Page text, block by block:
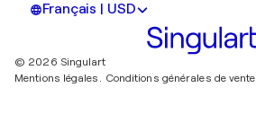
Français | USD
© 2026 Singulart
Mentions légales. Conditions générales de vente